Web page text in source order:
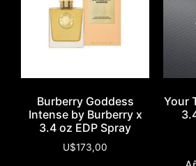
Burberry Goddess
Intense by Burberry x
3.4 oz EDP Spray
U$173,00
Your